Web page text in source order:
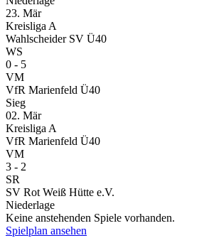
23. Mär
Kreisliga A
Wahlscheider SV Ü40
WS
0 - 5
VM
VfR Marienfeld Ü40
Sieg
02. Mär
Kreisliga A
VfR Marienfeld Ü40
VM
3 - 2
SR
SV Rot Weiß Hütte e.V.
Niederlage
Keine anstehenden Spiele vorhanden.
Spielplan ansehen